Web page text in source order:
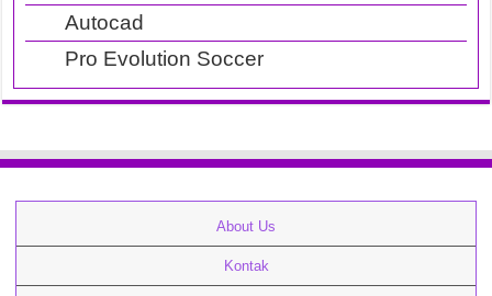
Autocad
Pro Evolution Soccer
About Us
Kontak